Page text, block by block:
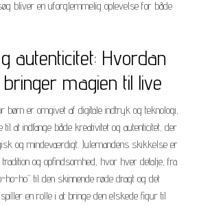
bliver en uforglemmelig oplevelse for både
autenticitet: Hvordan
magien til live
børn er omgivet af digitale indtryk og teknologi,
at indfange både kreativitet og autenticitet, der
og mindeværdigt. Julemandens skikkelse er
og opfindsomhed, hvor hver detalje, fra
ho-ho” til den skinnende røde dragt og det
en rolle i at bringe den elskede figur til